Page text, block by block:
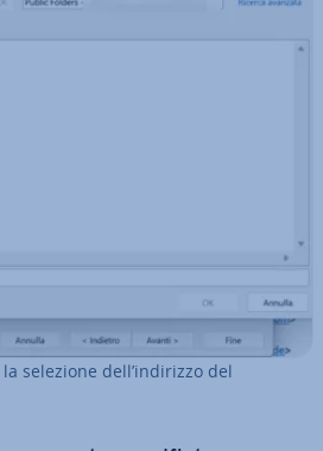
selezione dell’indirizzo del